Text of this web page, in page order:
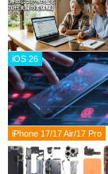
iOS 26
iPhone 17/17 Air/17 Pro